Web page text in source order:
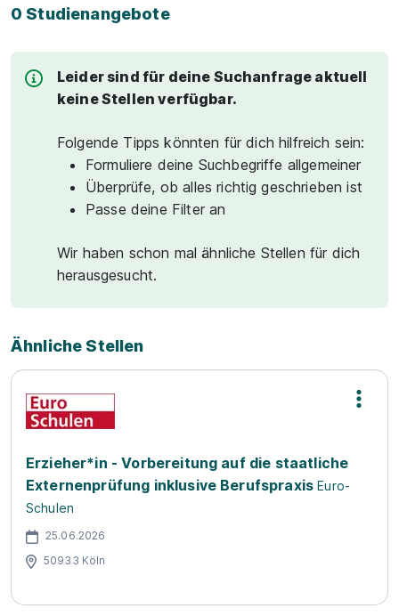
0 Studienangebote
Leider sind für deine Suchanfrage aktuell
keine Stellen verfügbar.
Folgende Tipps könnten für dich hilfreich sein:
Formuliere deine Suchbegriffe allgemeiner
Überprüfe, ob alles richtig geschrieben ist
Passe deine Filter an
Wir haben schon mal ähnliche Stellen für dich
herausgesucht.
Ähnliche Stellen
Erzieher*in - Vorbereitung auf die staatliche
Externenprüfung inklusive Berufspraxis Euro-
Schulen
25.06.2026
50933 Köln